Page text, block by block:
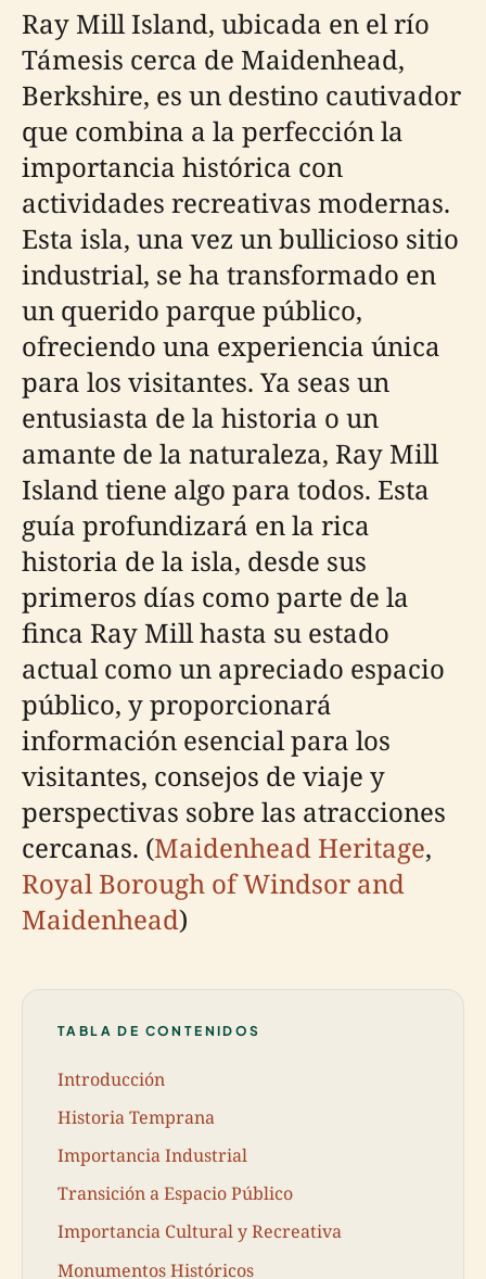
Ray Mill Island, ubicada en el río
Támesis cerca de Maidenhead,
Berkshire, es un destino cautivador
que combina a la perfección la
importancia histórica con
actividades recreativas modernas.
Esta isla, una vez un bullicioso sitio
industrial, se ha transformado en
un querido parque público,
ofreciendo una experiencia única
para los visitantes. Ya seas un
entusiasta de la historia o un
amante de la naturaleza, Ray Mill
Island tiene algo para todos. Esta
guía profundizará en la rica
historia de la isla, desde sus
primeros días como parte de la
finca Ray Mill hasta su estado
actual como un apreciado espacio
público, y proporcionará
información esencial para los
visitantes, consejos de viaje y
perspectivas sobre las atracciones
cercanas. (Maidenhead Heritage,
Royal Borough of Windsor and
Maidenhead)
TABLA DE CONTENIDOS
Introducción
Historia Temprana
Importancia Industrial
Transición a Espacio Público
Importancia Cultural y Recreativa
Monumentos Históricos